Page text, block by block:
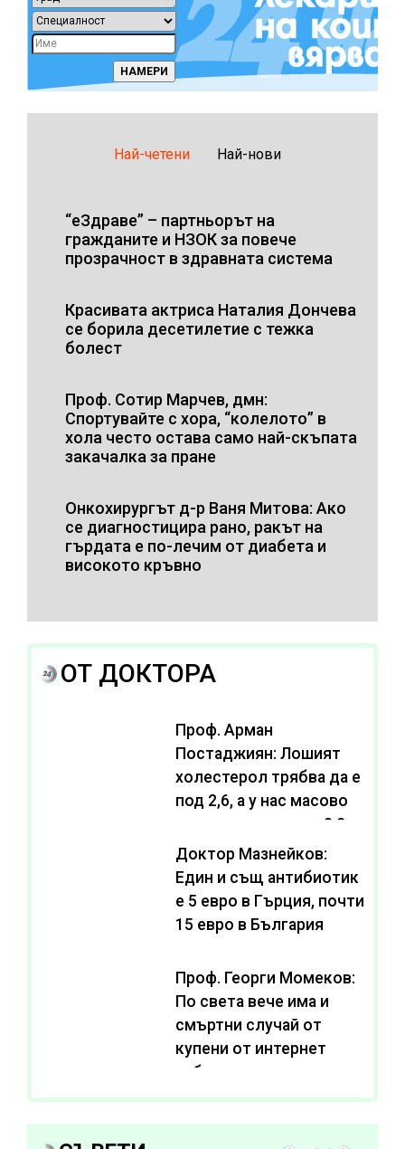
Най-четени Най-нови
“еЗдраве” – партньорът на
гражданите и НЗОК за повече
прозрачност в здравната система
Красивата актриса Наталия Дончева
се борила десетилетие с тежка
болест
Проф. Сотир Марчев, дмн:
Спортувайте с хора, “колелото” в
хола често остава само най-скъпата
закачалка за пране
Онкохирургът д-р Ваня Митова: Ако
се диагностицира рано, ракът на
гърдата е по-лечим от диабета и
високото кръвно
ОТ ДОКТОРА
Проф. Арман
Постаджиян: Лошият
холестерол трябва да е
под 2,6, а у нас масово
се живее с нива от 3,2
Доктор Мазнейков:
Един и същ антибиотик
e 5 евро в Гърция, почти
15 евро в България
Проф. Георги Момеков:
По света вече има и
смъртни случай от
купени от интернет
субстанции за
отслабване